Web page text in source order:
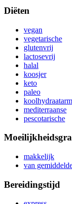
Diëten
vegan
vegetarische
glutenvrij
lactosevrij
halal
koosjer
keto
paleo
koolhydraatarm
mediterraanse
pescotarische
makkelijk
van
Bereidingstijd